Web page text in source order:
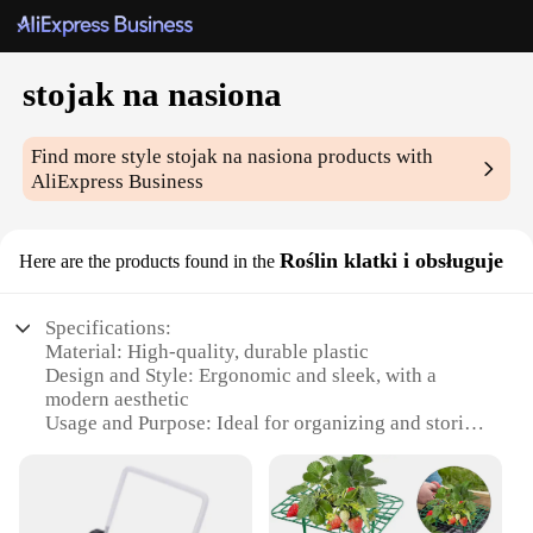
stojak na nasiona
Find more stylestojak na nasiona products with
AliExpress Business
Here are the products found in the Roślin klatki i obsługuje
Specifications:
Material: High-quality, durable plastic
Design and Style: Ergonomic and sleek, with a
modern aesthetic
Usage and Purpose: Ideal for organizing and storing
Performance and Property: Sturdy and stable,
designed to support various plant types
Parts and Accessories: Comes with multiple shelves